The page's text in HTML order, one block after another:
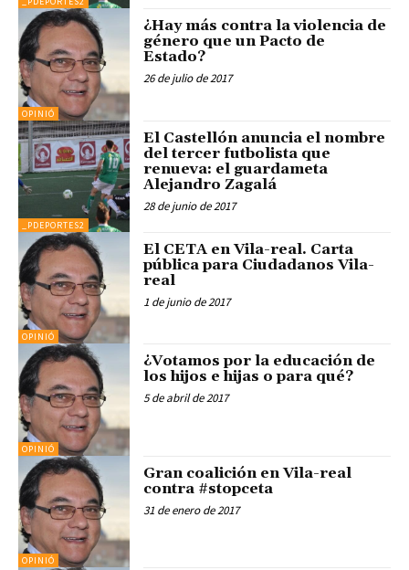
OPINIÓ
¿Hay más contra la violencia de
género que un Pacto de
Estado?
26 de julio de 2017
_PDEPORTES2
El Castellón anuncia el nombre
del tercer futbolista que
renueva: el guardameta
Alejandro Zagalá
28 de junio de 2017
OPINIÓ
El CETA en Vila-real. Carta
pública para Ciudadanos Vila-
real
1 de junio de 2017
OPINIÓ
¿Votamos por la educación de
los hijos e hijas o para qué?
5 de abril de 2017
OPINIÓ
Gran coalición en Vila-real
contra #stopceta
31 de enero de 2017